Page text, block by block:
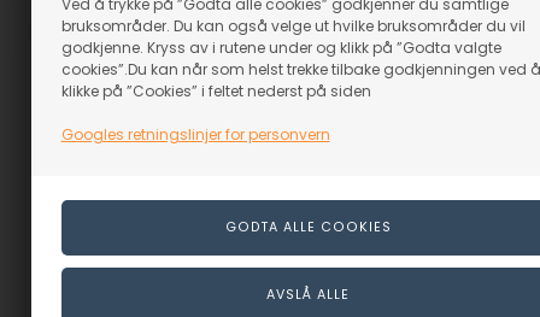
bruksområder. Du kan også velge ut hvilke bruksområder du vil
godkjenne. Kryss av i rutene under og klikk på ”Godta valgte
cookies”.Du kan når som helst trekke tilbake godkjenningen ved å
klikke på ”Cookies” i feltet nederst på siden
Googles retningslinjer for personvern
Snittetræ Beaver Craft –